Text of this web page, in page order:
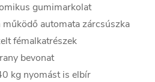
gumimarkolat
működő automata zárcsúszka
fémalkatrészek
bevonat
kg nyomást is elbír